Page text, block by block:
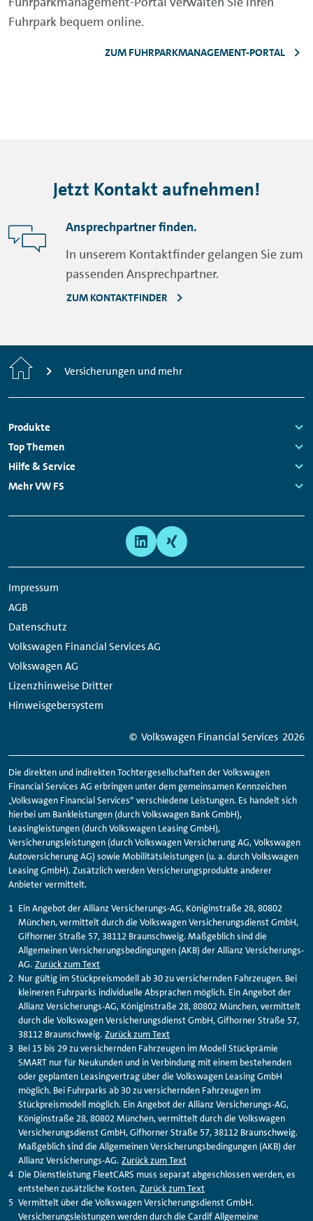
Fuhrpark bequem online.
ZUM FUHRPARKMANAGEMENT-PORTAL
Jetzt Kontakt aufnehmen!
Ansprechpartner finden.
In unserem Kontaktfinder gelangen Sie zum
passenden Ansprechpartner.
ZUM KONTAKTFINDER
StartseiteVersicherungen und mehr
Fußzeilen
Navigation
Produkte
Links:
Top Themen
Links:
Hilfe & Service
Links:
Mehr VW FS
Impressum
AGB
Datenschutz
Volkswagen Financial Services AG
Volkswagen AG
Lizenzhinweise Dritter
Hinweisgebersystem
Links
© Volkswagen Financial Services 2026
Die direkten und indirekten Tochtergesellschaften der Volkswagen
FinancialServices AG erbringen unter dem gemeinsamen Kennzeichen
„Volkswagen FinancialServices“ verschiedene Leistungen. Es handelt sich
hierbei um Bankleistungen (durch Volkswagen Bank GmbH),
Leasingleistungen (durch Volkswagen Leasing GmbH),
Versicherungsleistungen (durch Volkswagen Versicherung AG, Volkswagen
Autoversicherung AG) sowie Mobilitätsleistungen (u. a. durch Volkswagen
Leasing GmbH). Zusätzlich werden Versicherungsprodukte anderer
Anbieter vermittelt.
Ein Angebot der Allianz Versicherungs-AG, Königinstraße 28, 80802
München, vermittelt durch die Volkswagen Versicherungsdienst GmbH,
Gifhorner Straße 57, 38112 Braunschweig. Maßgeblich sind die
Allgemeinen Versicherungsbedingungen (AKB) der Allianz Versicherungs-
AG. Zurück zum Text
Nur gültig im Stückpreismodell ab 30 zu versichernden Fahrzeugen. Bei
kleineren Fuhrparks individuelle Absprachen möglich. Ein Angebot der
Allianz Versicherungs-AG, Königinstraße 28, 80802 München, vermittelt
durch die Volkswagen Versicherungsdienst GmbH, Gifhorner Straße 57,
38112 Braunschweig. Zurück zum Text
Bei 15 bis 29 zu versichernden Fahrzeugen im Modell Stückprämie
SMART nur für Neukunden und in Verbindung mit einem bestehenden
oder geplanten Leasingvertrag über die Volkswagen Leasing GmbH
möglich. Bei Fuhrparks ab 30 zu versichernden Fahrzeugen im
Stückpreismodell möglich. Ein Angebot der Allianz Versicherungs-AG,
Königinstraße 28, 80802 München, vermittelt durch die Volkswagen
Versicherungsdienst GmbH, Gifhorner Straße 57, 38112 Braunschweig.
Maßgeblich sind die Allgemeinen Versicherungsbedingungen (AKB) der
Allianz Versicherungs-AG. Zurück zum Text
Die Dienstleistung FleetCARS muss separat abgeschlossen werden, es
entstehen zusätzliche Kosten. Zurück zum Text
Vermittelt über die Volkswagen Versicherungsdienst GmbH.
Versicherungsleistungen werden durch die Cardif Allgemeine